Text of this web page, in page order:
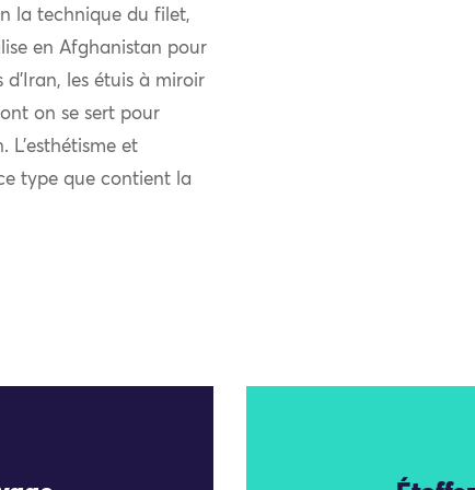
la technique du filet,
en Afghanistan pour
les étuis à miroir
on se sert pour
L’esthétisme et
type que contient la